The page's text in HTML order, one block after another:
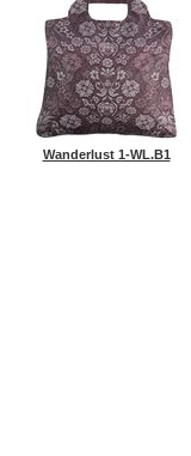
Wanderlust 1-WL.B1